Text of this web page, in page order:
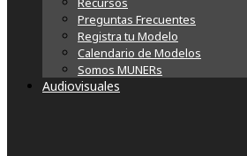
Preguntas Frecuentes
Registra tu Modelo
Calendario de Modelos
Somos MUNERs
Audiovisuales